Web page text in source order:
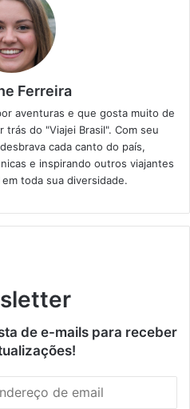
Ferreira
aventuras e que gosta muito de
trás do "Viajei Brasil". Com seu
cada canto do país,
e inspirando outros viajantes
toda sua diversidade.
de e-mails para receber